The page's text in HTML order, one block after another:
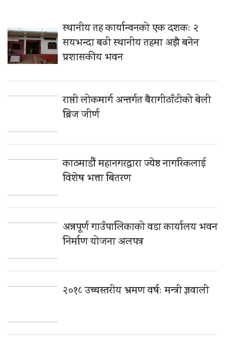
स्थानीय तह कार्यान्वनको एक दशकः २
सयभन्दा बढी स्थानीय तहमा अझै बनेन
प्रशासकीय भवन
राप्ती लोकमार्ग अन्तर्गत बैरागीठाँटीको बेली
ब्रिज जीर्ण
काठमाडौं महानगरद्वारा ज्येष्ठ नागरिकलाई
विशेष भत्ता बितरण
अन्नपूर्ण गाउँपालिकाको वडा कार्यालय भवन
निर्माण योजना अलपत्र
२०१८ उच्चस्तरीय भ्रमण वर्षः मन्त्री ज्ञवाली